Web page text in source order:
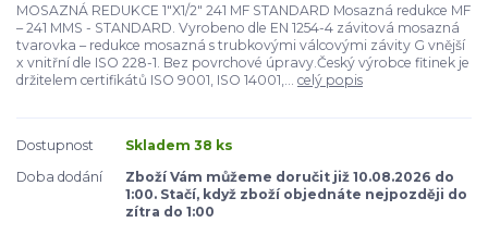
MOSAZNÁ REDUKCE 1"X1/2" 241 MF STANDARD Mosazná redukce MF
– 241 MMS - STANDARD. Vyrobeno dle EN 1254-4 závitová mosazná
tvarovka – redukce mosazná s trubkovými válcovými závity G vnější
x vnitřní dle ISO 228-1. Bez povrchové úpravy.Český výrobce fitinek je
držitelem certifikátů ISO 9001, ISO 14001,... celý popis
Dostupnost
Skladem 38 ks
Doba dodání
Zboží Vám můžeme doručit již 10.08.2026 do
1:00. Stačí, když zboží objednáte nejpozději do
zítra do 1:00